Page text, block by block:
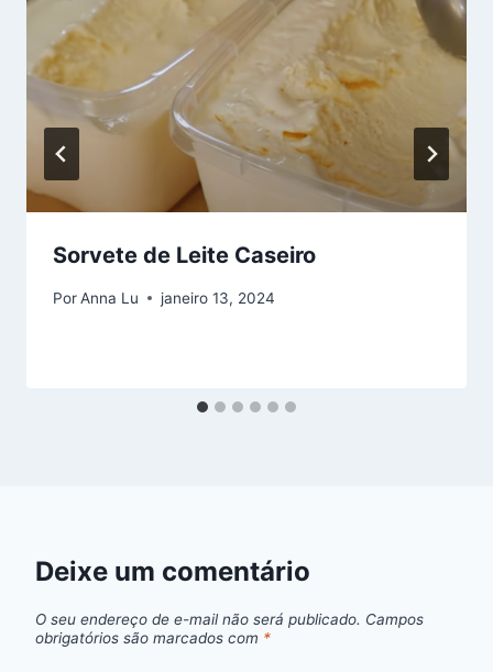
Sorvete de Leite Caseiro
PorAnna Lu janeiro 13, 2024
Deixe um comentário
O seu endereço de e-mail não será publicado. Campos
obrigatórios são marcados com *